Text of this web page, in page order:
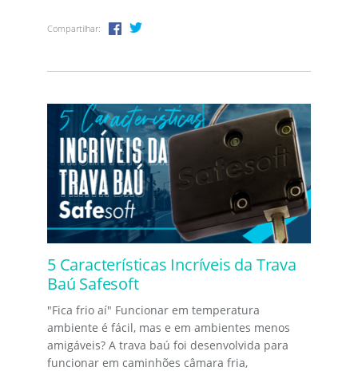
Compartilhar:
5 Características Incríveis da Trava
Baú Safesoft
"Fica frio aí" Funcionar em temperatura
ambiente é fácil, mas e em ambientes menos
amigáveis? A trava baú foi desenvolvida para
funcionar em caminhões câmara fria,